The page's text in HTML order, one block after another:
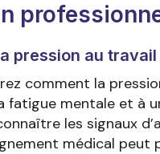
pression au
comment la
fatigue mentale et à
les signaux
médical peut